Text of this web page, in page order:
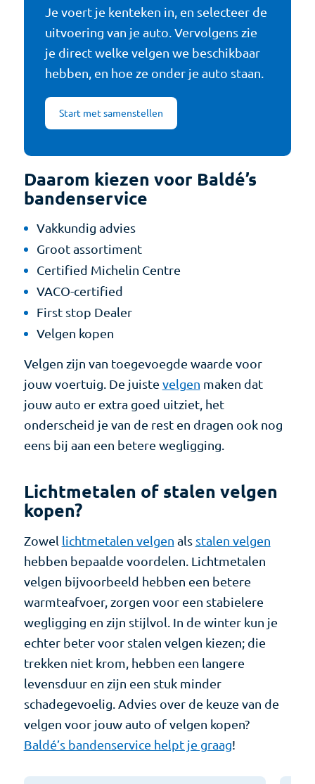
Je voert je kenteken in, en selecteer de
uitvoering van je auto. Vervolgens zie
je direct welke velgen we beschikbaar
hebben, en hoe ze onder je auto staan.
Start met samenstellen
Daarom kiezen voor Baldé’s
bandenservice
Vakkundig advies
Groot assortiment
Certified Michelin Centre
VACO-certified
First stop Dealer
Velgen kopen
Velgen zijn van toegevoegde waarde voor
jouw voertuig. De juiste velgen maken dat
jouw auto er extra goed uitziet, het
onderscheid je van de rest en dragen ook nog
eens bij aan een betere wegligging.
Lichtmetalen of stalen velgen
kopen?
Zowel lichtmetalen velgen als stalen velgen
hebben bepaalde voordelen. Lichtmetalen
velgen bijvoorbeeld hebben een betere
warmteafvoer, zorgen voor een stabielere
wegligging en zijn stijlvol. In de winter kun je
echter beter voor stalen velgen kiezen; die
trekken niet krom, hebben een langere
levensduur en zijn een stuk minder
schadegevoelig. Advies over de keuze van de
velgen voor jouw auto of velgen kopen?
Baldé’s bandenservice helpt je graag!